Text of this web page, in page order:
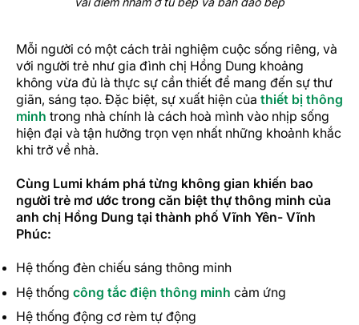
Mỗi người có một cách trải nghiệm cuộc sống riêng, và
với người trẻ như gia đình chị Hồng Dung khoảng
không vừa đủ là thực sự cần thiết để mang đến sự thư
giãn, sáng tạo. Đặc biệt, sự xuất hiện của thiết bị thông
minh trong nhà chính là cách hoà mình vào nhịp sống
hiện đại và tận hưởng trọn vẹn nhất những khoảnh khắc
khi trở về nhà.
Cùng Lumi khám phá từng không gian khiến bao
người trẻ mơ ước trong căn biệt thự thông minh của
anh chị Hồng Dung tại thành phố Vĩnh Yên- Vĩnh
Phúc:
Hệ thống đèn chiếu sáng thông minh
Hệ thống công tắc điện thông minh cảm ứng
Hệ thống động cơ rèm tự động